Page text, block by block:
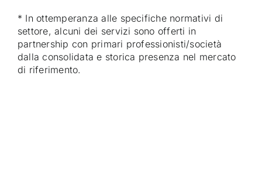
* In ottemperanza alle specifiche normativi di
settore, alcuni dei servizi sono offerti in
partnership con primari professionisti/società
dalla consolidata e storica presenza nel mercato
di riferimento.